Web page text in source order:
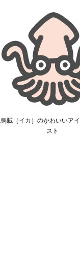
烏賊（イカ）のかわいいア
スト